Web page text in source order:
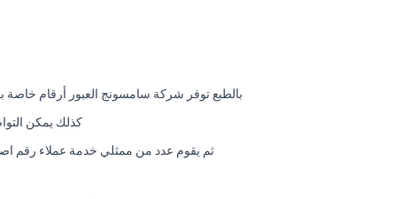
بالطبع توفر شركة سامسونج العبور أرقام
كذلك يمكن
ثم يقوم عدد من ممثلي خدمة عملاء رقم